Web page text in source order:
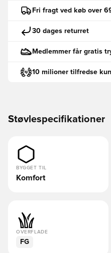
Fri fragt ved køb over
30 dages returret
Medlemmer får gratis
10 milioner tilfredse
Støvlespecifikationer
BYGGET TIL
Komfort
OVERFLADE
FG